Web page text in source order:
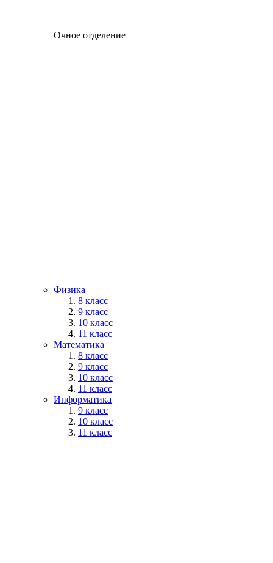
Очное отделение
Физика
8 класс
9 класс
10 класс
11 класс
Математика
8 класс
9 класс
10 класс
11 класс
Информатика
9 класс
10 класс
11 класс